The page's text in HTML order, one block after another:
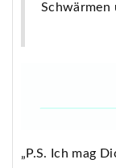
Schwärmen
„P.S. Ich mag